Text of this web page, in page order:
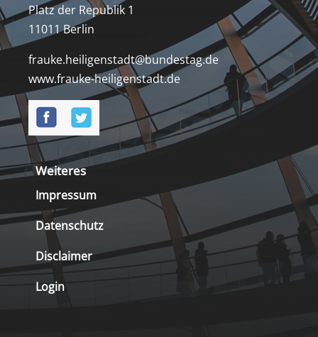
Platz der Republik 1
11011 Berlin
frauke.heiligenstadt@bundestag.de
www.frauke-heiligenstadt.de
Weiteres
Impressum
Datenschutz
Disclaimer
Login